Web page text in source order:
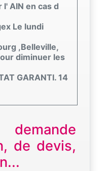
AIN en cas d
Le lundi
,Belleville,
diminuer les
GARANTI. 14
de devis,